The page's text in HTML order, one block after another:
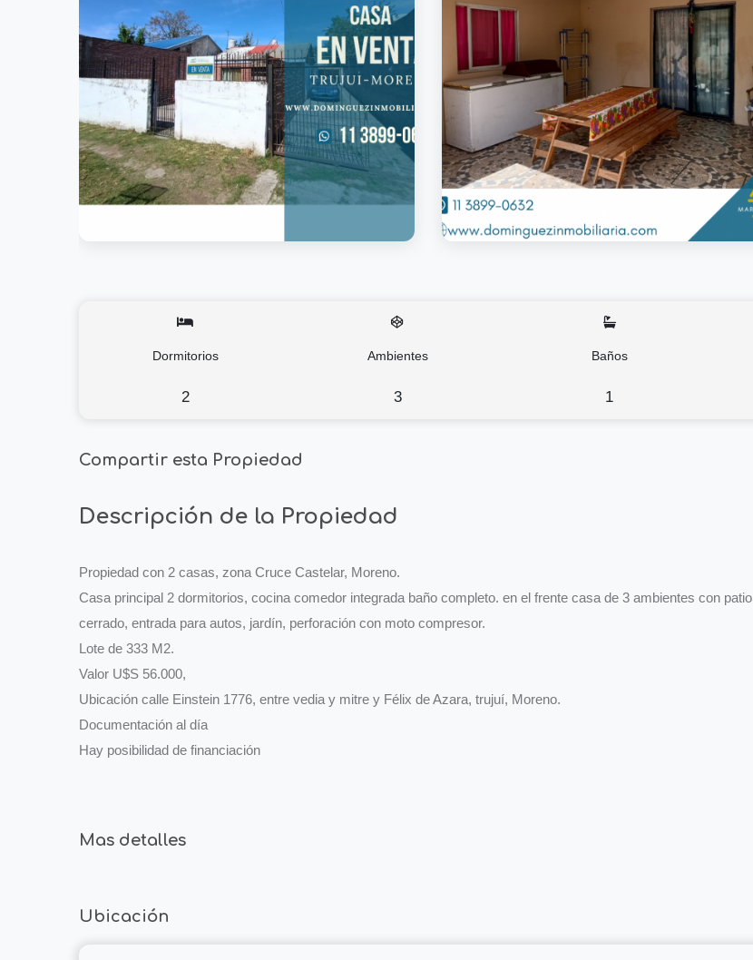
Dormitorios
2
Ambientes
3
Baños
1
Compartir esta Propiedad
Descripción de la Propiedad
Propiedad con 2 casas, zona Cruce Castelar, Moreno.
Casa principal 2 dormitorios, cocina comedor integrada baño completo. en el frente casa de 3 ambientes con patio
cerrado, entrada para autos, jardín, perforación con moto compresor.
Lote de 333 M2.
Valor U$S 56.000,
Ubicación calle Einstein 1776, entre vedia y mitre y Félix de Azara, trujuí, Moreno.
Documentación al día
Hay posibilidad de financiación
Mas detalles
Ubicación